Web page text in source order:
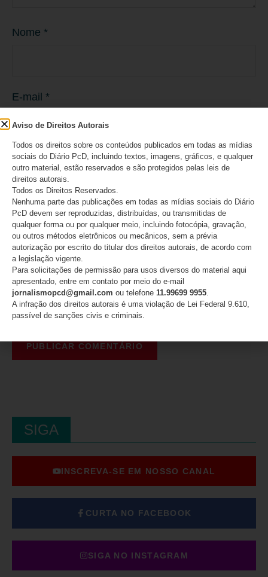
Nome *
E-mail *
Site
Salvar meus dados neste navegador para a
próxima vez que eu comentar.
SIGA
INSCREVA-SE EM NOSSO CANAL
CURTA NO FACEBOOK
SIGA NO INSTAGRAM
Aviso de Direitos Autorais
Todos os direitos sobre os conteúdos publicados em todas as mídias
sociais do Diário PcD, incluindo textos, imagens, gráficos, e qualquer
outro material, estão reservados e são protegidos pelas leis de
direitos autorais.
Todos os Direitos Reservados.
Nenhuma parte das publicações em todas as mídias sociais do Diário
PcD devem ser reproduzidas, distribuídas, ou transmitidas de
qualquer forma ou por qualquer meio, incluindo fotocópia, gravação,
ou outros métodos eletrônicos ou mecânicos, sem a prévia
autorização por escrito do titular dos direitos autorais, de acordo com
a legislação vigente.
Para solicitações de permissão para usos diversos do material aqui
apresentado, entre em contato por meio do e-mail
jornalismopcd@gmail.com ou telefone 11.99699 9955.
A infração dos direitos autorais é uma violação de Lei Federal 9.610,
passível de sanções civis e criminais.